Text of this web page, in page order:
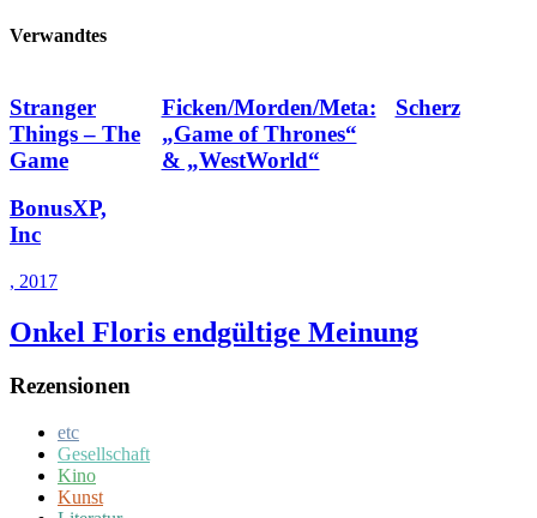
Verwandtes
Stranger
Things – The
Game
BonusXP,
Inc
, 2017
Ficken/Morden/Meta:
„Game of Thrones“
& „WestWorld“
Scherz
Onkel Floris endgültige Meinung
Rezensionen
etc
Gesellschaft
Kino
Kunst